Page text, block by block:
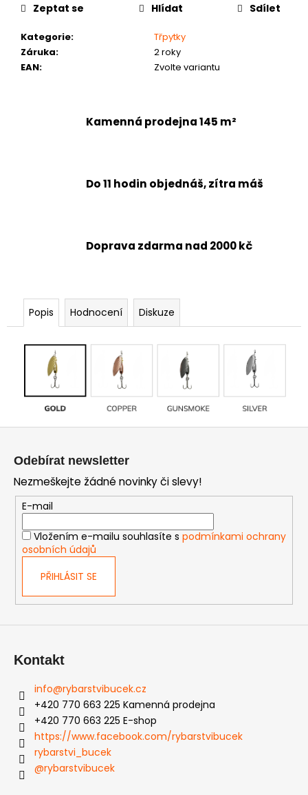
Kategorie:
Třpytky
Záruka:
2 roky
EAN: Zvolte variantu
Zeptat se Hlídat Sdílet
Kamenná prodejna 145 m²
Do 11 hodin objednáš, zítra máš
Doprava zdarma nad 2000 kč
Popis Hodnocení Diskuze
Odebírat newsletter
Nezmeškejte žádné novinky či slevy!
E-mail
Vložením e-mailu souhlasíte s podmínkami ochrany
osobních údajů
PŘIHLÁSIT SE
Kontakt
info@rybarstvibucek.cz
+420 770 663 225 Kamenná prodejna
+420 770 663 225 E-shop
https://www.facebook.com/rybarstvibucek
rybarstvi_bucek
@rybarstvibucek